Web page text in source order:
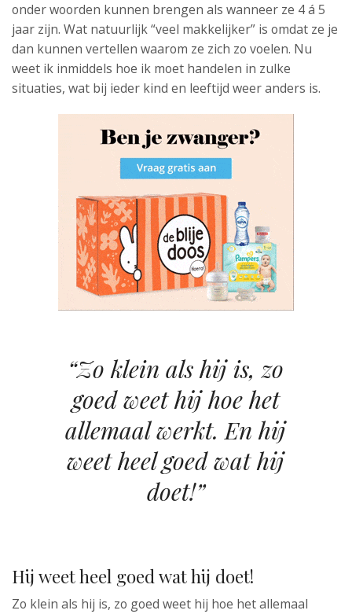
onder woorden kunnen brengen als wanneer ze 4 á 5
jaar zijn. Wat natuurlijk “veel makkelijker” is omdat ze je
dan kunnen vertellen waarom ze zich zo voelen. Nu
weet ik inmiddels hoe ik moet handelen in zulke
situaties, wat bij ieder kind en leeftijd weer anders is.
“Zo klein als hij is, zo
goed weet hij hoe het
allemaal werkt. En hij
weet heel goed wat hij
doet!”
Hij weet heel goed wat hij doet!
Zo klein als hij is, zo goed weet hij hoe het allemaal